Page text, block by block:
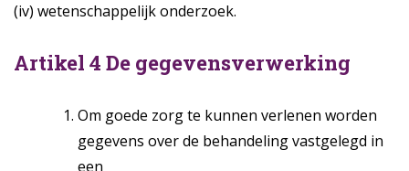
(iv) wetenschappelijk onderzoek.
Artikel 4 De gegevensverwerking
Om goede zorg te kunnen verlenen worden
gegevens over de behandeling vastgelegd in
een